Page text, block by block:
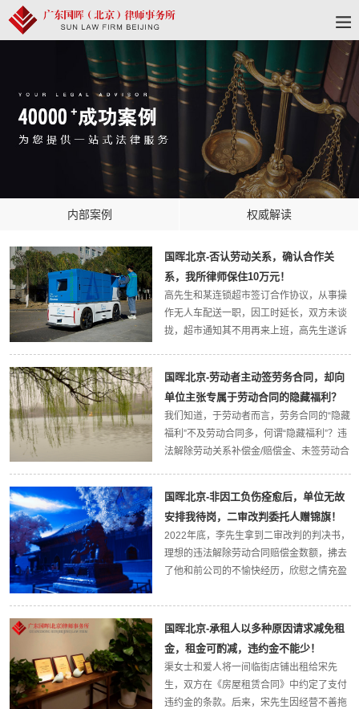
内部案例 权威解读
国晖北京-否认劳动关系，确认合作关
系，我所律师保住10万元！
高先生和某连锁超市签订合作协议，从事操
作无人车配送一职，因工时延长，双方未谈
拢，超市通知其不用再来上班，高先生遂诉
系，连锁超市请到我所许迪律师，维护他们
的合法权益。本案...
国晖北京-劳动者主动签劳务合同，却向
单位主张专属于劳动合同的隐藏福利？
我们知道，于劳动者而言，劳务合同的“隐藏
福利”不及劳动合同多，何谓“隐藏福利”？违
法解除劳动关系补偿金/赔偿金、未签劳动合
签订劳务合同，在这种情况下，还能主张专
属于...
国晖北京-非因工负伤痊愈后，单位无故
安排我待岗，二审改判委托人赠锦旗！
2022年底，李先生拿到二审改判的判决书，
理想的违法解除劳动合同赔偿金数额，拂去
了他和前公司的不愉快经历，欣慰之情充盈
先生随即赠送给我所许迪律师和沈旭律师一
面锦旗。案情简述——阴险！安排数月待岗
以降低...
国晖北京-承租人以多种原因请求减免租
金，租金可酌减，违约金不能少！
渠女士和爱人将一间临街店铺出租给宋先
生，双方在《房屋租赁合同》中约定了支付
违约金的条款。后来，宋先生因经营不善拖